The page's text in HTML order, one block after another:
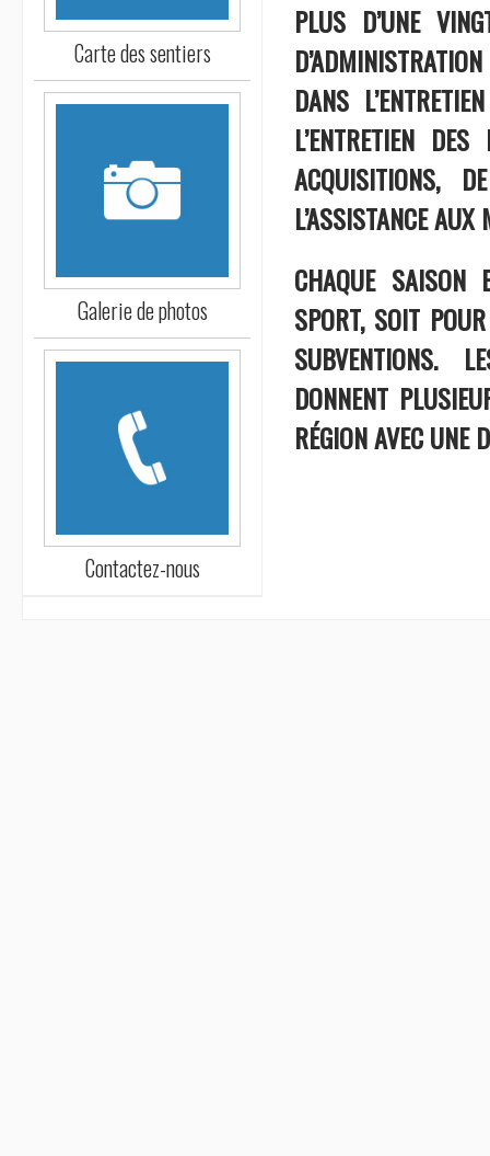
PLUS D’UNE
DANS
L’ENTRETIEN
ACQUISITIONS,
L’ASSISTANCE
CHAQUE SAISON
SPORT, SOIT
SUBVENTIONS.
DONNENT
RÉGION AVEC UNE
Carte des sentiers
Galerie de photos
Contactez-nous